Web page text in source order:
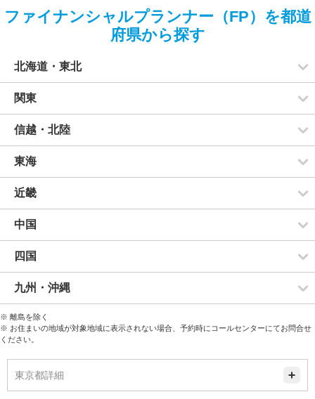
ファイナンシャルプランナー（FP）を都道
府県から探す
北海道・東北
関東
信越・北陸
東海
近畿
中国
四国
九州・沖縄
※ 離島を除く
※ お住まいの地域が対象地域に表示されない場合、予約時にコールセンターにてお問合せ
ください。
東京都詳細